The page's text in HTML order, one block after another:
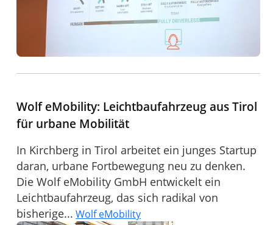
Wolf eMobility: Leichtbaufahrzeug aus Tirol
für urbane Mobilität
In Kirchberg in Tirol arbeitet ein junges Startup
daran, urbane Fortbewegung neu zu denken.
Die Wolf eMobility GmbH entwickelt ein
Leichtbaufahrzeug, das sich radikal von
bisherige... Wolf eMobility